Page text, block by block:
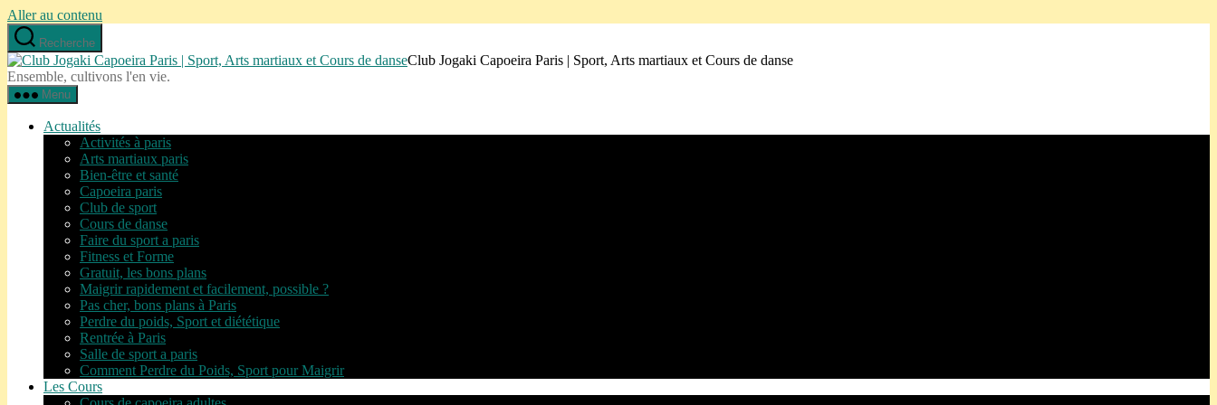
Aller au contenu
Recherche
Club Jogaki Capoeira Paris | Sport, Arts martiaux et Cours de danse
Ensemble, cultivons l'en vie.
Menu
Actualités
Activités à paris
Arts martiaux paris
Bien-être et santé
Capoeira paris
Club de sport
Cours de danse
Faire du sport a paris
Fitness et Forme
Gratuit, les bons plans
Maigrir rapidement et facilement, possible ?
Pas cher, bons plans à Paris
Perdre du poids, Sport et diététique
Rentrée à Paris
Salle de sport a paris
Comment Perdre du Poids, Sport pour Maigrir
Les Cours